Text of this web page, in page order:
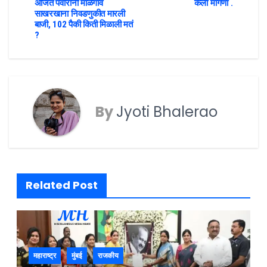
केली मागणा .
अजित पवारांनी माळेगाव
साखरखाना निवडणुकीत मारली
बाजी, 102 पैकी किती मिळाली मतं
?
ByJyoti Bhalerao
Related Post
महाराष्ट्र मुंबई राजकीय